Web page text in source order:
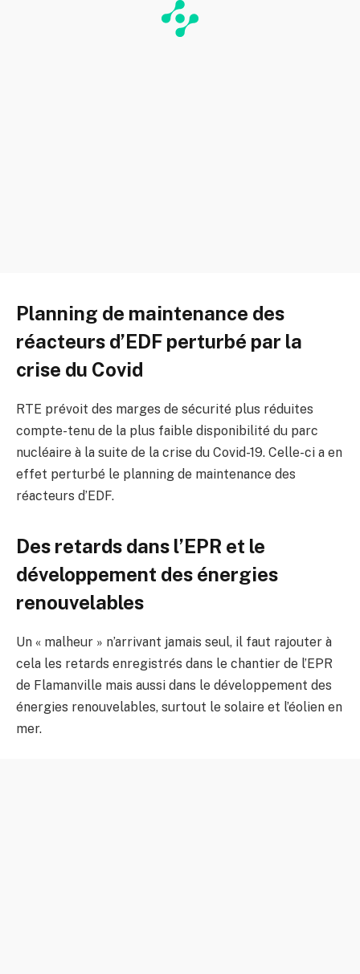
Planning de maintenance des
réacteurs d’EDF perturbé par la
crise du Covid
RTE prévoit des marges de sécurité plus réduites
compte-tenu de la plus faible disponibilité du parc
nucléaire à la suite de la crise du Covid-19. Celle-ci a en
effet perturbé le planning de maintenance des
réacteurs d’EDF.
Des retards dans l’EPR et le
développement des énergies
renouvelables
Un « malheur » n’arrivant jamais seul, il faut rajouter à
cela les retards enregistrés dans le chantier de l’EPR
de Flamanville mais aussi dans le développement des
énergies renouvelables, surtout le solaire et l’éolien en
mer.